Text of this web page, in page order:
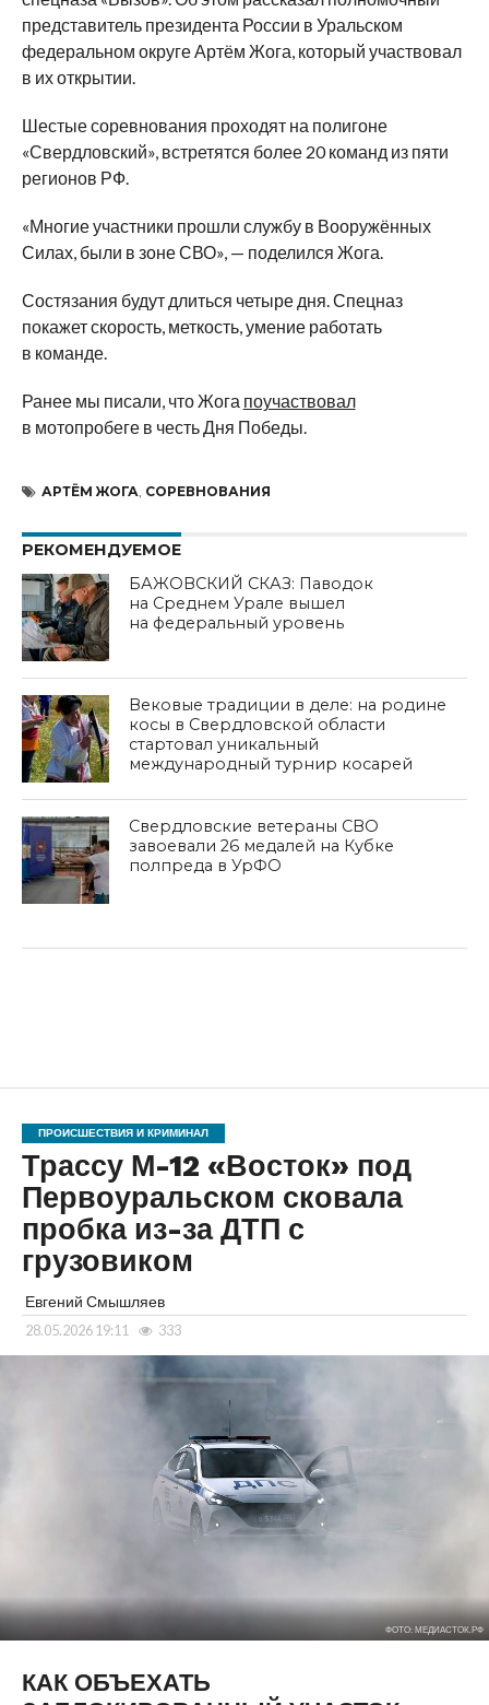
представитель президента России в Уральском
федеральном округе Артём Жога, который участвовал
в их открытии.
Шестые соревнования проходят на полигоне
«Свердловский», встретятся более 20 команд из пяти
регионов РФ.
«Многие участники прошли службу в Вооружённых
Силах, были в зоне СВО», — поделился Жога.
Состязания будут длиться четыре дня. Спецназ
покажет скорость, меткость, умение работать
в команде.
Ранее мы писали, что Жога поучаствовал
в мотопробеге в честь Дня Победы.
АРТЁМ ЖОГА СОРЕВНОВАНИЯ
РЕКОМЕНДУЕМОЕ
БАЖОВСКИЙ СКАЗ: Паводок
на Среднем Урале вышел
на федеральный уровень
Вековые традиции в деле: на родине
косы в Свердловской области
стартовал уникальный
международный турнир косарей
Свердловские ветераны СВО
завоевали 26 медалей на Кубке
полпреда в УрФО
ПРОИСШЕСТВИЯ И КРИМИНАЛ
Трассу М-12 «Восток» под
Первоуральском сковала
пробка из-за ДТП с
грузовиком
Евгений Смышляев
28.05.2026 19:11 333
ФОТО: МЕДИАСТОК.РФ
КАК ОБЪЕХАТЬ